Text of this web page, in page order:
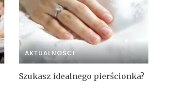
AKTUALNOŚCI
Szukasz idealnego pierścionka?